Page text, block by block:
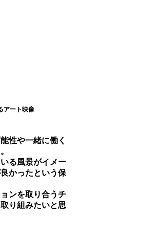
アート映像
性や一緒に働く
る風景がイメー
かったという保
ンを取り合うチ
り組みたいと思